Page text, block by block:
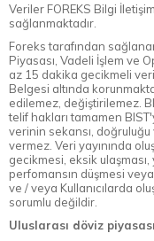
Veriler FOREKS Bilgi
sağlanmaktadır.
Foreks tarafından
Piyasası, Vadeli İşlem ve
az 15 dakika gecikmeli
Belgesi altında
edilemez, değiştirilemez.
telif hakları tamamen
verinin sekansı,
vermez. Veri yayınında
gecikmesi, eksik ulaşması,
perfomansın düşmesi veya
ve / veya Kullanıcılarda
sorumlu değildir.
Uluslarası döviz